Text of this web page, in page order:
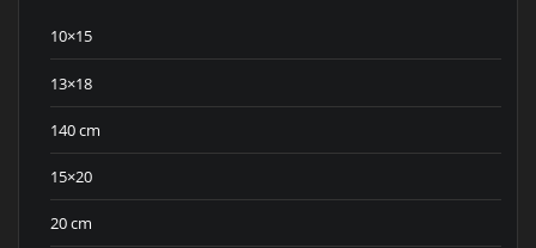
10×15
13×18
140 cm
15×20
20 cm